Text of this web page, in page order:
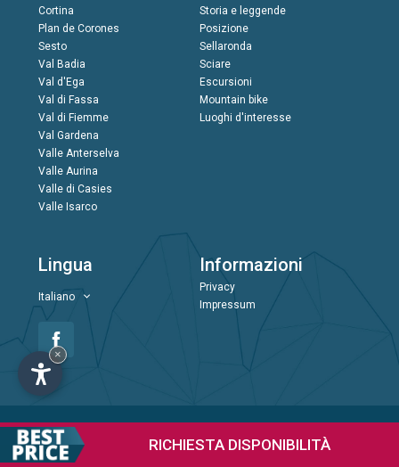
RICHIESTA DISPONIBILITÀ
Cortina
Plan de Corones
Sesto
Val Badia
Val d'Ega
Val di Fassa
Val di Fiemme
Val Gardena
Valle Anterselva
Valle Aurina
Valle di Casies
Valle Isarco
Storia e leggende
Posizione
Sellaronda
Sciare
Escursioni
Mountain bike
Luoghi d'interesse
Lingua
Italiano
Informazioni
Privacy
Impressum
×